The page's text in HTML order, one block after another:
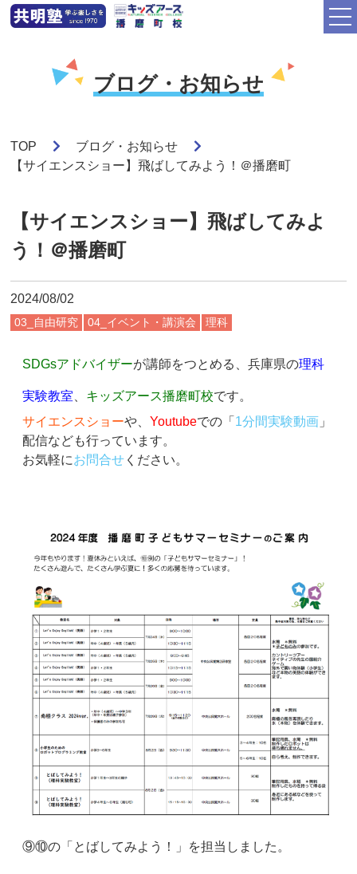
ブログ・お知らせ
TOP
ブログ・お知らせ
【サイエンスショー】飛ばしてみよう！＠播磨町
【サイエンスショー】飛ばしてみよ
う！＠播磨町
2024/08/02
03_自由研究 04_イベント・講演会 理科
SDGsアドバイザーが講師をつとめる、兵庫県の理科
実験教室 キッズアース播磨町校です。
サイエンスショーや、Youtubeでの「 1分間実験動画 」
配信なども行っています。
お気軽にお問合せ ください。
⑨⑩の「とばしてみよう！」を担当しました。